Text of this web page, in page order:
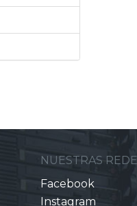
NUESTRAS
Facebook
Instagram